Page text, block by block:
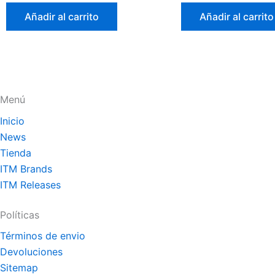
0
Añadir al carrito
0
Añadir al carrito
Menú
Inicio
News
Tienda
ITM Brands
ITM Releases
Políticas
Términos de envio
Devoluciones
Sitemap